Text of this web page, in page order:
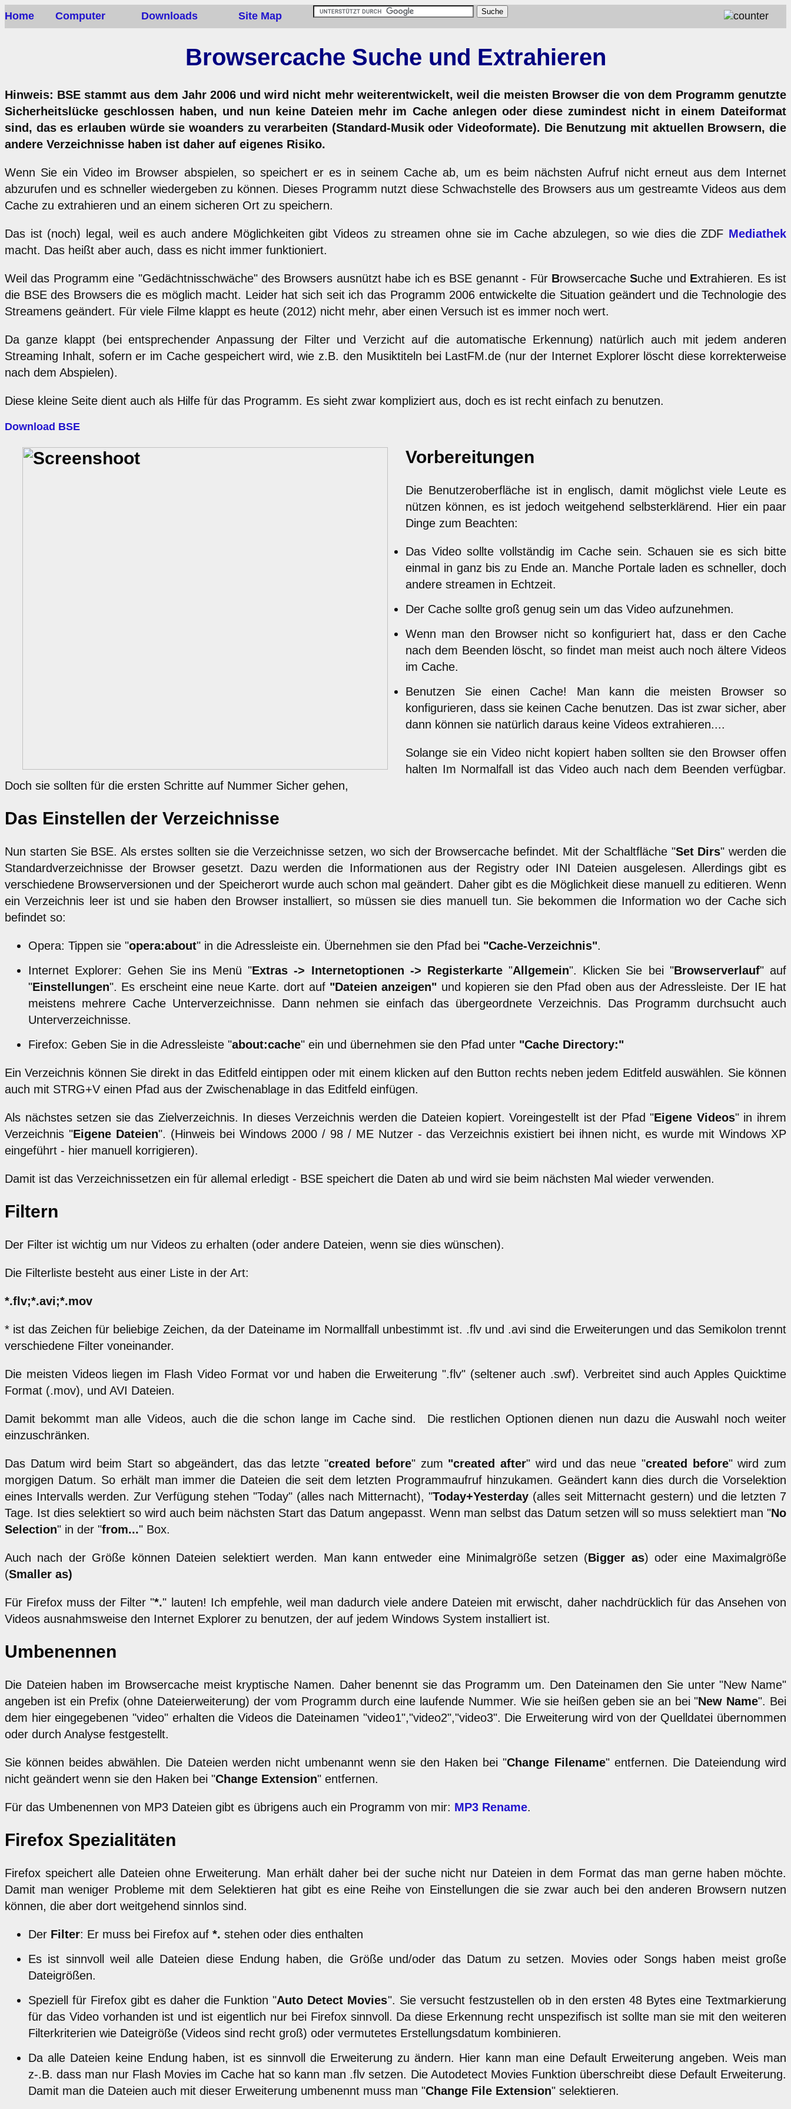
Home Computer Downloads Site Map
Browsercache Suche und Extrahieren
Hinweis: BSE stammt aus dem Jahr 2006 und wird nicht mehr weiterentwickelt, weil die meisten Browser die von dem Programm genutzte
Sicherheitslücke geschlossen haben, und nun keine Dateien mehr im Cache anlegen oder diese zumindest nicht in einem Dateiformat
sind, das es erlauben würde sie woanders zu verarbeiten (Standard-Musik oder Videoformate). Die Benutzung mit aktuellen Browsern, die
andere Verzeichnisse haben ist daher auf eigenes Risiko.
Wenn Sie ein Video im Browser abspielen, so speichert er es in seinem Cache ab, um es beim nächsten Aufruf nicht erneut aus dem Internet
abzurufen und es schneller wiedergeben zu können. Dieses Programm nutzt diese Schwachstelle des Browsers aus um gestreamte Videos aus dem
Cache zu extrahieren und an einem sicheren Ort zu speichern.
Das ist (noch) legal, weil es auch andere Möglichkeiten gibt Videos zu streamen ohne sie im Cache abzulegen, so wie dies die ZDF Mediathek
macht. Das heißt aber auch, dass es nicht immer funktioniert.
Weil das Programm eine "Gedächtnisschwäche" des Browsers ausnützt habe ich es BSE genannt - Für BrowsercacheSuche und Extrahieren. Es ist
die BSE des Browsers die es möglich macht. Leider hat sich seit ich das Programm 2006 entwickelte die Situation geändert und die Technologie des
Streamens geändert. Für viele Filme klappt es heute (2012) nicht mehr, aber einen Versuch ist es immer noch wert.
Da ganze klappt (bei entsprechender Anpassung der Filter und Verzicht auf die automatische Erkennung) natürlich auch mit jedem anderen
Streaming Inhalt, sofern er im Cache gespeichert wird, wie z.B. den Musiktiteln bei LastFM.de (nur der Internet Explorer löscht diese korrekterweise
nach dem Abspielen).
Diese kleine Seite dient auch als Hilfe für das Programm. Es sieht zwar kompliziert aus, doch es ist recht einfach zu benutzen.
Download BSE
Vorbereitungen
Die Benutzeroberfläche ist in englisch, damit möglichst viele Leute es
nützen können, es ist jedoch weitgehend selbsterklärend. Hier ein paar
Dinge zum Beachten:
Das Video sollte vollständig im Cache sein. Schauen sie es sich bitte
einmal in ganz bis zu Ende an. Manche Portale laden es schneller, doch
andere streamen in Echtzeit.
Der Cache sollte groß genug sein um das Video aufzunehmen.
Wenn man den Browser nicht so konfiguriert hat, dass er den Cache
nach dem Beenden löscht, so findet man meist auch noch ältere Videos
im Cache.
Benutzen Sie einen Cache! Man kann die meisten Browser so
konfigurieren, dass sie keinen Cache benutzen. Das ist zwar sicher, aber
dann können sie natürlich daraus keine Videos extrahieren....
Solange sie ein Video nicht kopiert haben sollten sie den Browser offen
halten Im Normalfall ist das Video auch nach dem Beenden verfügbar.
Doch sie sollten für die ersten Schritte auf Nummer Sicher gehen,
Das Einstellen der Verzeichnisse
Nun starten Sie BSE. Als erstes sollten sie die Verzeichnisse setzen, wo sich der Browsercache befindet. Mit der Schaltfläche "Set Dirs" werden die
Standardverzeichnisse der Browser gesetzt. Dazu werden die Informationen aus der Registry oder INI Dateien ausgelesen. Allerdings gibt es
verschiedene Browserversionen und der Speicherort wurde auch schon mal geändert. Daher gibt es die Möglichkeit diese manuell zu editieren. Wenn
ein Verzeichnis leer ist und sie haben den Browser installiert, so müssen sie dies manuell tun. Sie bekommen die Information wo der Cache sich
befindet so:
Opera: Tippen sie "opera:about" in die Adressleiste ein. Übernehmen sie den Pfad bei "Cache-Verzeichnis".
Internet Explorer: Gehen Sie ins Menü "Extras -> Internetoptionen -> Registerkarte"Allgemein". Klicken Sie bei "Browserverlauf" auf
"Einstellungen". Es erscheint eine neue Karte. dort auf "Dateien anzeigen" und kopieren sie den Pfad oben aus der Adressleiste. Der IE hat
meistens mehrere Cache Unterverzeichnisse. Dann nehmen sie einfach das übergeordnete Verzeichnis. Das Programm durchsucht auch
Unterverzeichnisse.
Firefox: Geben Sie in die Adressleiste "about:cache" ein und übernehmen sie den Pfad unter "Cache Directory:"
Ein Verzeichnis können Sie direkt in das Editfeld eintippen oder mit einem klicken auf den Button rechts neben jedem Editfeld auswählen. Sie können
auch mit STRG+V einen Pfad aus der Zwischenablage in das Editfeld einfügen.
Als nächstes setzen sie das Zielverzeichnis. In dieses Verzeichnis werden die Dateien kopiert. Voreingestellt ist der Pfad "Eigene Videos" in ihrem
Verzeichnis "Eigene Dateien". (Hinweis bei Windows 2000 / 98 / ME Nutzer - das Verzeichnis existiert bei ihnen nicht, es wurde mit Windows XP
eingeführt - hier manuell korrigieren).
Damit ist das Verzeichnissetzen ein für allemal erledigt - BSE speichert die Daten ab und wird sie beim nächsten Mal wieder verwenden.
Filtern
Der Filter ist wichtig um nur Videos zu erhalten (oder andere Dateien, wenn sie dies wünschen).
Die Filterliste besteht aus einer Liste in der Art:
*.flv;*.avi;*.mov
* ist das Zeichen für beliebige Zeichen, da der Dateiname im Normallfall unbestimmt ist. .flv und .avi sind die Erweiterungen und das Semikolon trennt
verschiedene Filter voneinander.
Die meisten Videos liegen im Flash Video Format vor und haben die Erweiterung ".flv" (seltener auch .swf). Verbreitet sind auch Apples Quicktime
Format (.mov), und AVI Dateien.
Damit bekommt man alle Videos, auch die die schon lange im Cache sind. Die restlichen Optionen dienen nun dazu die Auswahl noch weiter
einzuschränken.
Das Datum wird beim Start so abgeändert, das das letzte "created before" zum "created after" wird und das neue "created before" wird zum
morgigen Datum. So erhält man immer die Dateien die seit dem letzten Programmaufruf hinzukamen. Geändert kann dies durch die Vorselektion
eines Intervalls werden. Zur Verfügung stehen "Today" (alles nach Mitternacht), "Today+Yesterday (alles seit Mitternacht gestern) und die letzten 7
Tage. Ist dies selektiert so wird auch beim nächsten Start das Datum angepasst. Wenn man selbst das Datum setzen will so muss selektiert man "No
Selection" in der "from..." Box.
Auch nach der Größe können Dateien selektiert werden. Man kann entweder eine Minimalgröße setzen (Bigger as) oder eine Maximalgröße
(Smaller as)
Für Firefox muss der Filter "*." lauten! Ich empfehle, weil man dadurch viele andere Dateien mit erwischt, daher nachdrücklich für das Ansehen von
Videos ausnahmsweise den Internet Explorer zu benutzen, der auf jedem Windows System installiert ist.
Umbenennen
Die Dateien haben im Browsercache meist kryptische Namen. Daher benennt sie das Programm um. Den Dateinamen den Sie unter "New Name"
angeben ist ein Prefix (ohne Dateierweiterung) der vom Programm durch eine laufende Nummer. Wie sie heißen geben sie an bei "New Name". Bei
dem hier eingegebenen "video" erhalten die Videos die Dateinamen "video1","video2","video3". Die Erweiterung wird von der Quelldatei übernommen
oder durch Analyse festgestellt.
Sie können beides abwählen. Die Dateien werden nicht umbenannt wenn sie den Haken bei "Change Filename" entfernen. Die Dateiendung wird
nicht geändert wenn sie den Haken bei "Change Extension" entfernen.
Für das Umbenennen von MP3 Dateien gibt es übrigens auch ein Programm von mir: MP3 Rename.
Firefox Spezialitäten
Firefox speichert alle Dateien ohne Erweiterung. Man erhält daher bei der suche nicht nur Dateien in dem Format das man gerne haben möchte.
Damit man weniger Probleme mit dem Selektieren hat gibt es eine Reihe von Einstellungen die sie zwar auch bei den anderen Browsern nutzen
können, die aber dort weitgehend sinnlos sind.
Der Filter: Er muss bei Firefox auf *. stehen oder dies enthalten
Es ist sinnvoll weil alle Dateien diese Endung haben, die Größe und/oder das Datum zu setzen. Movies oder Songs haben meist große
Dateigrößen.
Speziell für Firefox gibt es daher die Funktion "Auto Detect Movies". Sie versucht festzustellen ob in den ersten 48 Bytes eine Textmarkierung
für das Video vorhanden ist und ist eigentlich nur bei Firefox sinnvoll. Da diese Erkennung recht unspezifisch ist sollte man sie mit den weiteren
Filterkriterien wie Dateigröße (Videos sind recht groß) oder vermutetes Erstellungsdatum kombinieren.
Da alle Dateien keine Endung haben, ist es sinnvoll die Erweiterung zu ändern. Hier kann man eine Default Erweiterung angeben. Weis man
z-.B. dass man nur Flash Movies im Cache hat so kann man .flv setzen. Die Autodetect Movies Funktion überschreibt diese Default Erweiterung.
Damit man die Dateien auch mit dieser Erweiterung umbenennt muss man "Change File Extension" selektieren.